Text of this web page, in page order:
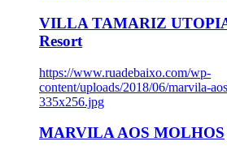
VILLA TAMARIZ
Resort
https://www.ruadebaixo.com/wp-
content/uploads/2018/06/marvila-
335x256.jpg
MARVILA AOS MOLHOS